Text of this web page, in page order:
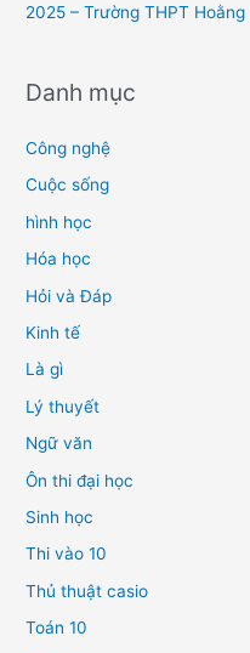
2025 – Trường THPT
Danh mục
Công nghệ
Cuộc sống
hình học
Hóa học
Hỏi và Đáp
Kinh tế
Là gì
Lý thuyết
Ngữ văn
Ôn thi đại học
Sinh học
Thi vào 10
Thủ thuật casio
Toán 10